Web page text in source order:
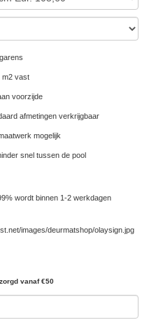
m2 vast
voorzijde
afmetingen verkrijgbaar
mogelijk
snel tussen de pool
wordt binnen 1-2 werkdagen
vanaf €50